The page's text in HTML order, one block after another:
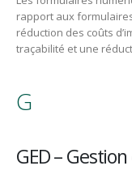
rapport aux
réduction des coûts
traçabilité et une
G
GED –